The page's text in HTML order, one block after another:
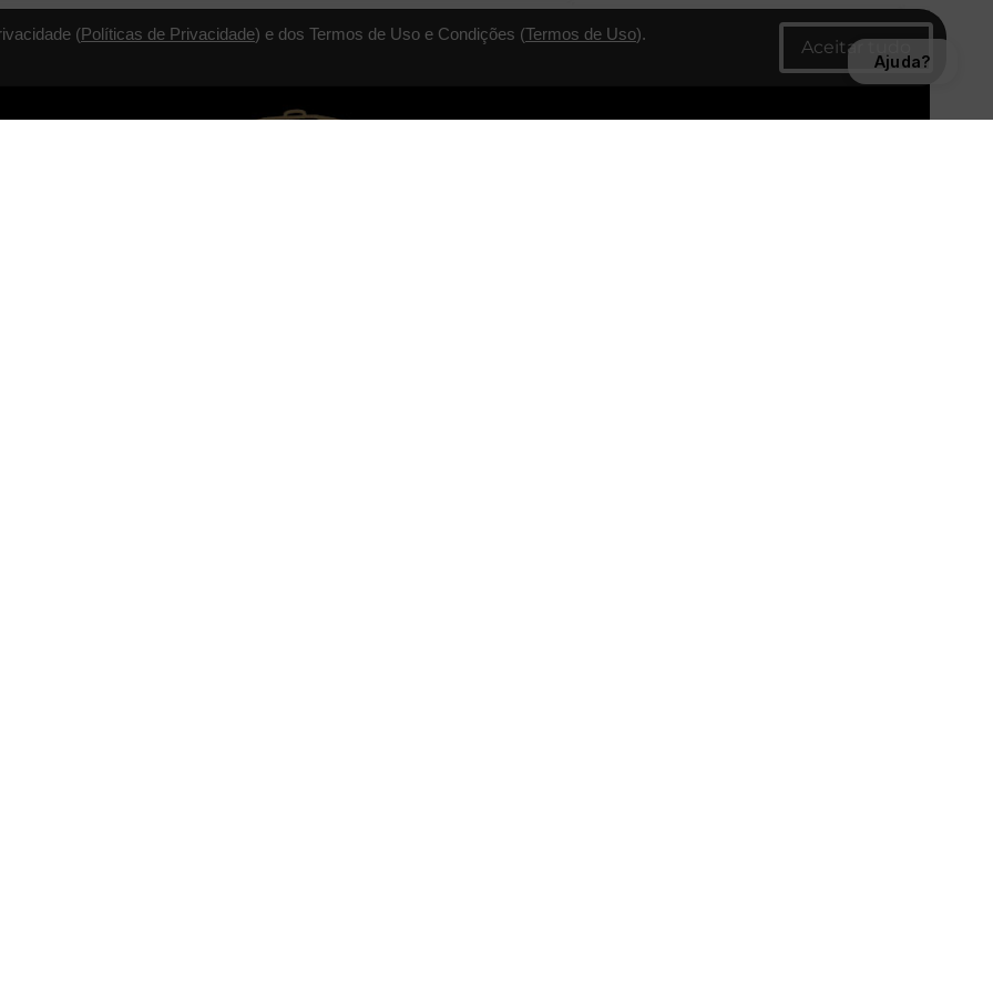
(Políticas de Privacidade) e dos Termos de Uso e Condições (Termos de Uso).
Ajuda?